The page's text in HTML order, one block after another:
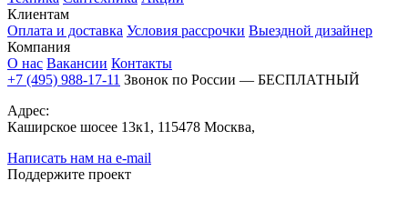
Клиентам
Оплата и доставка Условия рассрочки Выездной дизайнер
Компания
О нас Вакансии Контакты
+7 (495) 988-17-11 Звонок по России — БЕСПЛАТНЫЙ
Адрес:
Каширское шосее 13к1, 115478 Москва,
Написать нам на e-mail
Поддержите проект